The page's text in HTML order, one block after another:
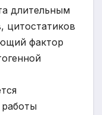
длительным
цитостатиков
фактор